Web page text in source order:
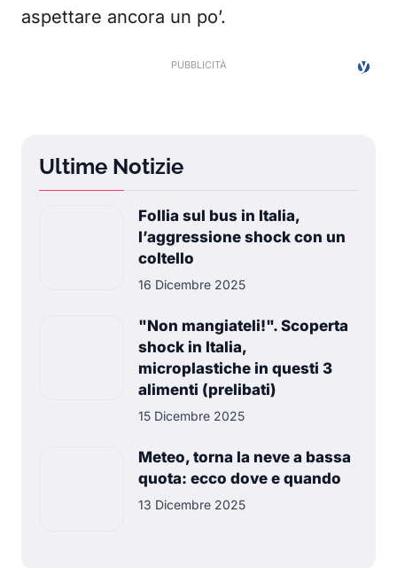
aspettare ancora un po’.
Ultime Notizie
Follia sul bus in Italia,
l’aggressione shock con un
coltello
16 Dicembre 2025
"Non mangiateli!". Scoperta
shock in Italia,
microplastiche in questi 3
alimenti (prelibati)
15 Dicembre 2025
Meteo, torna la neve a bassa
quota: ecco dove e quando
13 Dicembre 2025